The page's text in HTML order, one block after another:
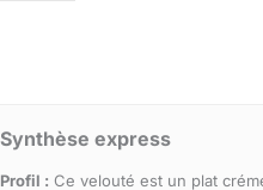
Synthèse express
Profil : Ce velouté est un plat